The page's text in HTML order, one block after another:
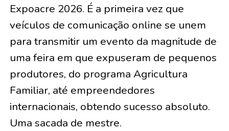
Expoacre 2026. É a primeira vez que
veículos de comunicação online se unem
para transmitir um evento da magnitude de
uma feira em que expuseram de pequenos
produtores, do programa Agricultura
Familiar, até empreendedores
internacionais, obtendo sucesso absoluto.
Uma sacada de mestre.